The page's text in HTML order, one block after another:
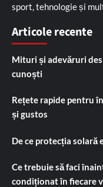
sport, tehnologie și
Articole recente
Mituri și adevăruri
cunoști
Rețete rapide pentru
și gustos
De ce protecția
Ce trebuie să faci
condiționat în fiecare